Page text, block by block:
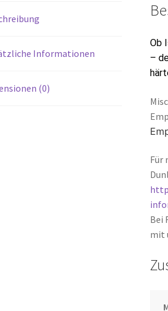
Informationen
(0)
Ob
–
Für
Bei
mit